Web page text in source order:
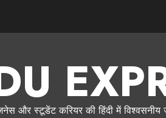
और स्टूडेंट करियर की हिंदी में विश्वसनीय